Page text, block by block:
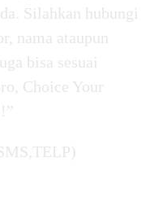
Silahkan hubungi
nama ataupun
bisa sesuai
Choice Your